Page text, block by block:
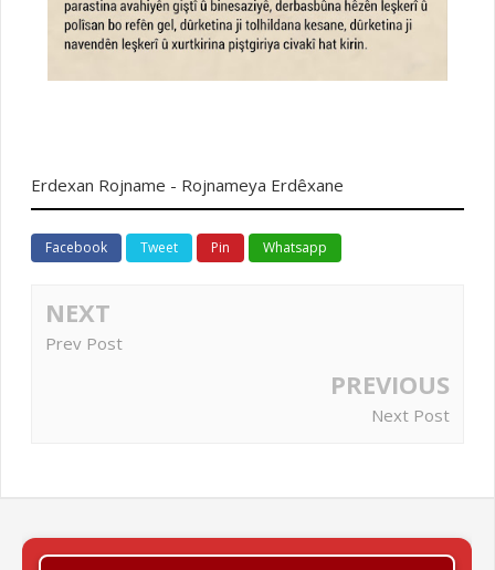
Erdexan Rojname - Rojnameya Erdêxane
Facebook Tweet Pin Whatsapp
NEXT
Prev Post
PREVIOUS
Next Post